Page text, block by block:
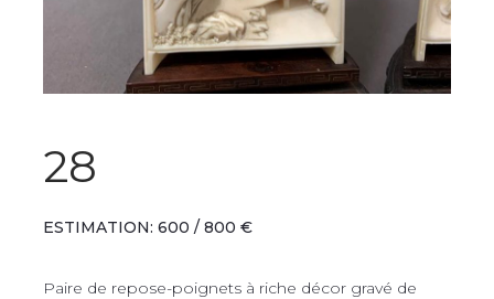
28
ESTIMATION: 600 / 800 €
Paire de repose-poignets à riche décor gravé de